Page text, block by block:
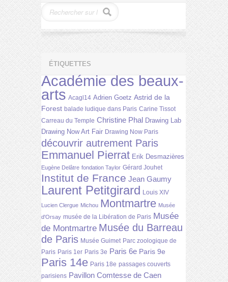
ÉTIQUETTES
Académie des beaux-
arts Acagl14 Adrien Goetz Astrid de la
Forest balade ludique dans Paris Carine Tissot
Carreau du Temple Christine Phal Drawing Lab
Drawing Now Art Fair Drawing Now Paris
découvrir autrement Paris
Emmanuel Pierrat Erik Desmazières
Eugène Delâtre fondation Taylor Gérard Jouhet
Institut de France Jean Gaumy
Laurent Petitgirard Louis XIV
Lucien Clergue Michou Montmartre Musée
d'Orsay musée de la Libération de Paris Musée
de Montmartre Musée du Barreau
de Paris Musée Guimet Parc zoologique de
Paris Paris 1er Paris 3e Paris 6e Paris 9e
Paris 14e Paris 18e passages couverts
parisiens Pavillon Comtesse de Caen